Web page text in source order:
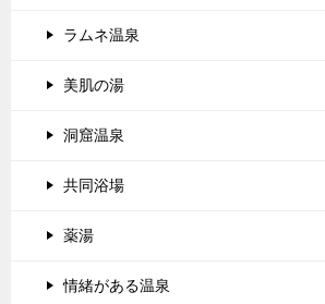
ラムネ温泉
美肌の湯
洞窟温泉
共同浴場
薬湯
情緒がある温泉